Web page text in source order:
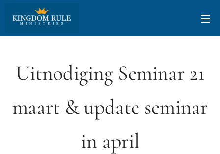
Uitnodiging Seminar 21
maart & update seminar
in april